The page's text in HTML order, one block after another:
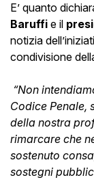
E’ quanto
Baruffie il
notizia
condivisione
“Non
Codice Penale,
della nostra
rimarcare che
sostenuto
sostegni